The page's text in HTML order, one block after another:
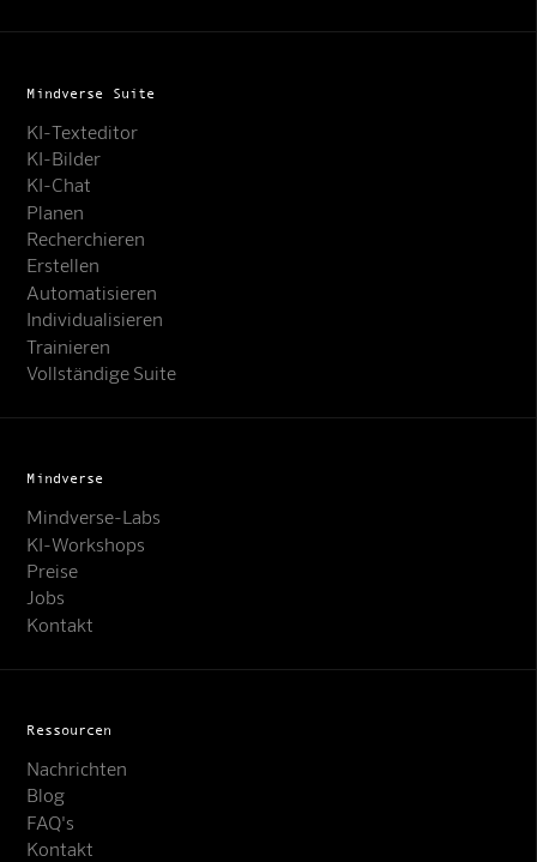
Mindverse Suite
KI-Texteditor
KI-Bilder
KI-Chat
Planen
Recherchieren
Erstellen
Automatisieren
Individualisieren
Trainieren
Vollständige Suite
Mindverse
Mindverse-Labs
KI-Workshops
Preise
Jobs
Kontakt
Ressourcen
Nachrichten
Blog
FAQ's
Kontakt